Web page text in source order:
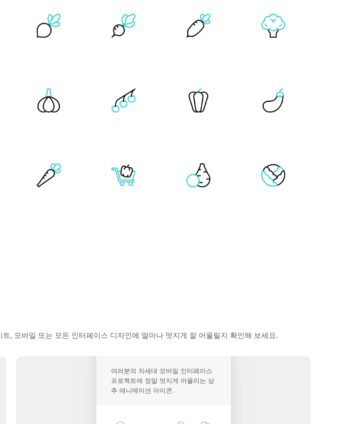
, 모바일 또는 모든 인터페이스 디자인에 얼마나 멋지게 잘 어울릴지 확인해 보세요.
여러분의 차세대 모바일 인터페이스
프로젝트에 정말 멋지게 어울리는 상
추 애니메이션 아이콘.